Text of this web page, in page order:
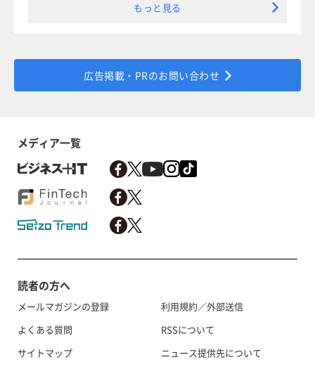
もっと見る
広告掲載・PRのお問い合わせ
メディア一覧
読者の方へ
メールマガジンの登録
よくある質問
サイトマップ
利用規約／外部送信
RSSについて
ニュース提供先について